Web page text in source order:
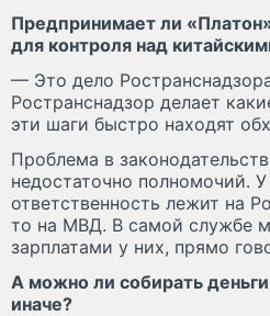
Предпринимает ли
для контроля над
— Это дело
Ространснадзор делает
эти шаги быстро находят
Проблема в
недостаточно полномочий. У
ответственность лежит на
то на МВД. В самой службе
зарплатами у них, прямо
А можно ли собирать
иначе?